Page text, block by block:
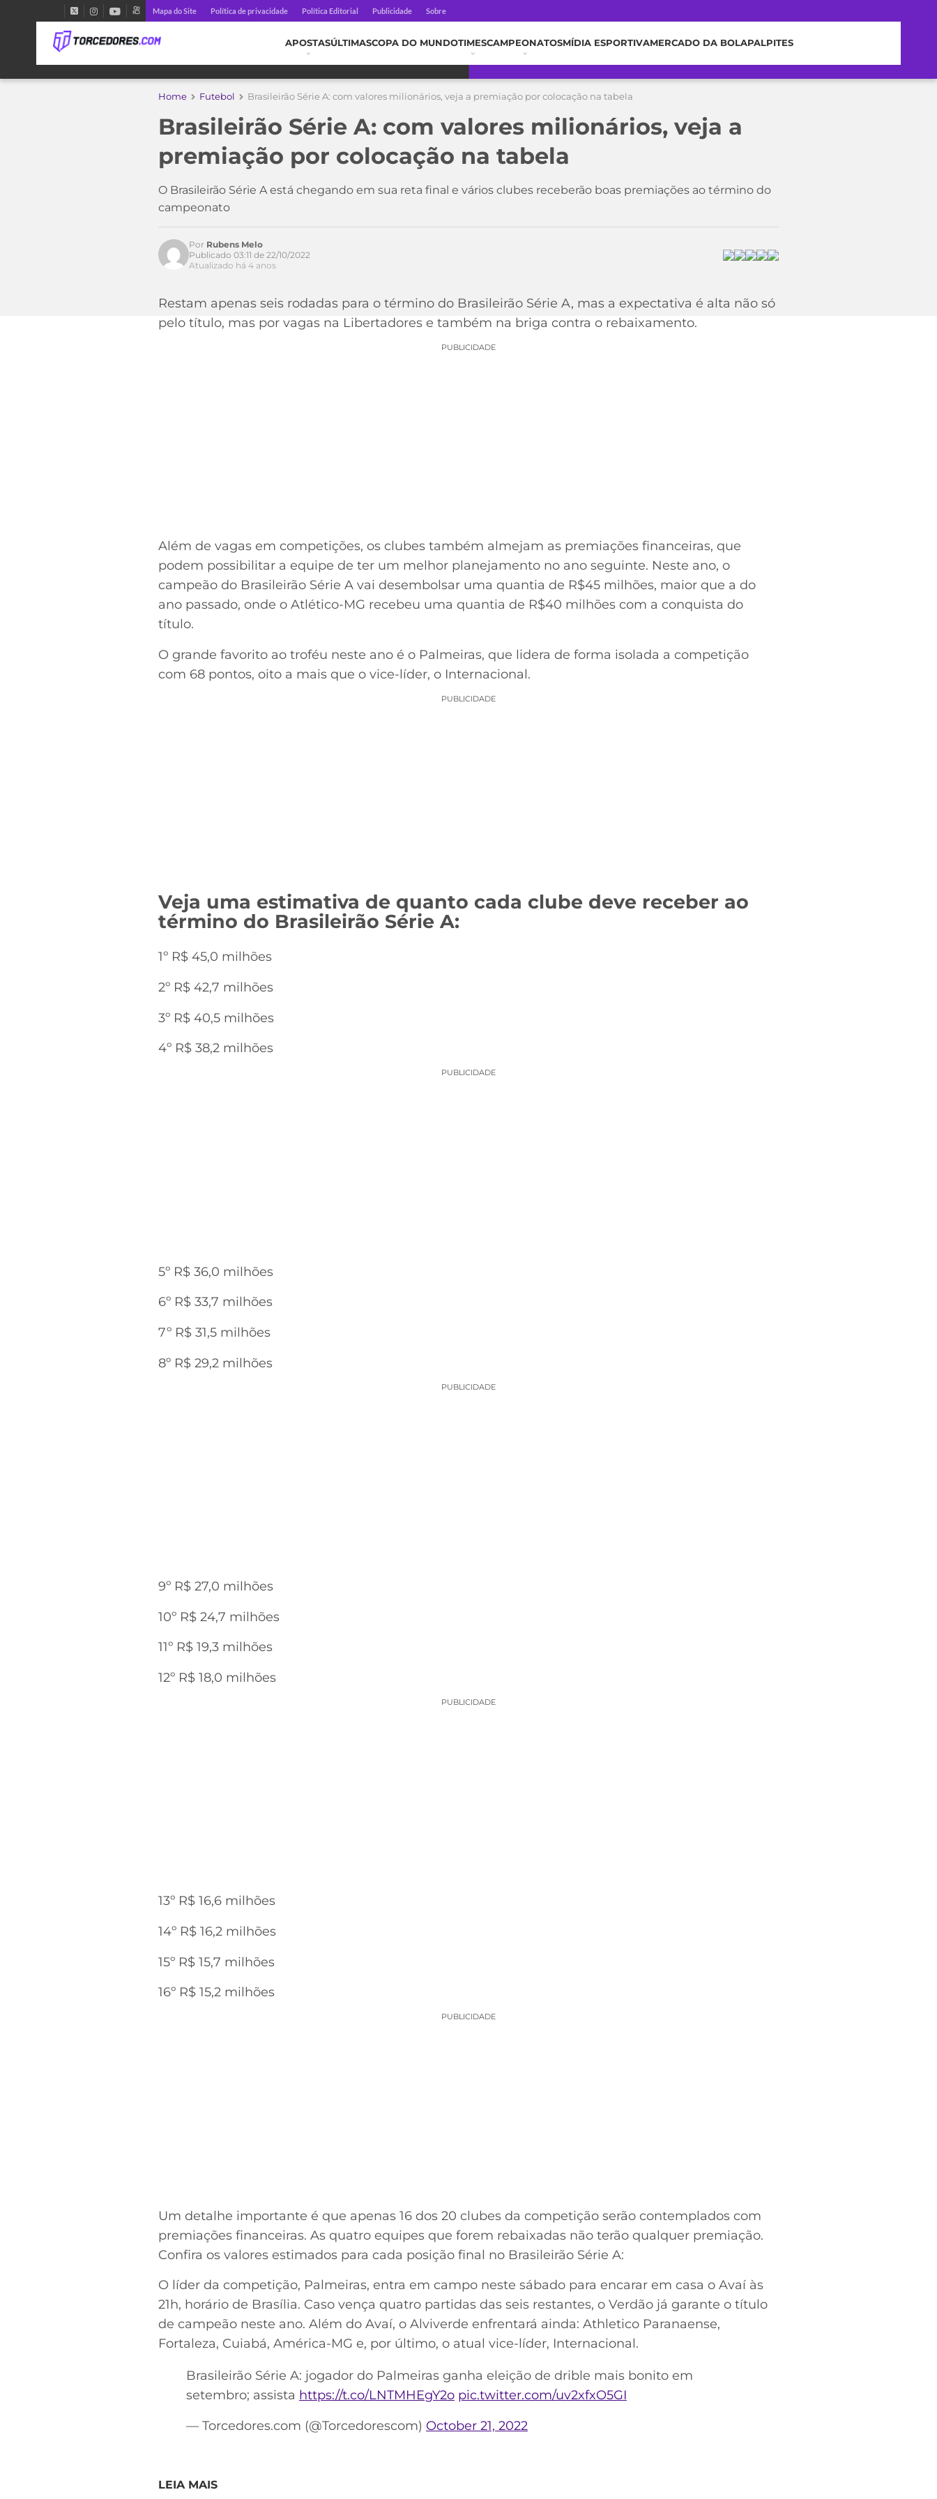
Mapa do Site Política de privacidade Política Editorial Publicidade Sobre
APOSTASÚLTIMASCOPA DO MUNDOTIMESCAMPEONATOSMÍDIA ESPORTIVAMERCADO DA BOLAPALPITES
Home Futebol Brasileirão Série A: com valores milionários, veja a premiação por colocação na tabela
Brasileirão Série A: com valores milionários, veja a
premiação por colocação na tabela
O Brasileirão Série A está chegando em sua reta final e vários clubes receberão boas premiações ao término do
campeonato
Por Rubens Melo
Publicado 03:11 de 22/10/2022
Atualizado há 4 anos
Restam apenas seis rodadas para o término do Brasileirão Série A, mas a expectativa é alta não só
pelo título, mas por vagas na Libertadores e também na briga contra o rebaixamento.
PUBLICIDADE
Além de vagas em competições, os clubes também almejam as premiações financeiras, que
podem possibilitar a equipe de ter um melhor planejamento no ano seguinte. Neste ano, o
campeão do Brasileirão Série A vai desembolsar uma quantia de R$45 milhões, maior que a do
ano passado, onde o Atlético-MG recebeu uma quantia de R$40 milhões com a conquista do
título.
O grande favorito ao troféu neste ano é o Palmeiras, que lidera de forma isolada a competição
com 68 pontos, oito a mais que o vice-líder, o Internacional.
PUBLICIDADE
Veja uma estimativa de quanto cada clube deve receber ao
término do Brasileirão Série A:
1º R$ 45,0 milhões
2º R$ 42,7 milhões
3º R$ 40,5 milhões
4º R$ 38,2 milhões
PUBLICIDADE
5º R$ 36,0 milhões
6º R$ 33,7 milhões
7º R$ 31,5 milhões
8º R$ 29,2 milhões
PUBLICIDADE
9º R$ 27,0 milhões
10º R$ 24,7 milhões
11º R$ 19,3 milhões
12º R$ 18,0 milhões
PUBLICIDADE
13º R$ 16,6 milhões
14º R$ 16,2 milhões
15º R$ 15,7 milhões
16º R$ 15,2 milhões
PUBLICIDADE
Um detalhe importante é que apenas 16 dos 20 clubes da competição serão contemplados com
premiações financeiras. As quatro equipes que forem rebaixadas não terão qualquer premiação.
Confira os valores estimados para cada posição final no Brasileirão Série A:
O líder da competição, Palmeiras, entra em campo neste sábado para encarar em casa o Avaí às
21h, horário de Brasília. Caso vença quatro partidas das seis restantes, o Verdão já garante o título
de campeão neste ano. Além do Avaí, o Alviverde enfrentará ainda: Athletico Paranaense,
Fortaleza, Cuiabá, América-MG e, por último, o atual vice-líder, Internacional.
Brasileirão Série A: jogador do Palmeiras ganha eleição de drible mais bonito em
setembro; assista https://t.co/LNTMHEgY2o pic.twitter.com/uv2xfxO5GI
— Torcedores.com (@Torcedorescom) October 21, 2022
LEIA MAIS